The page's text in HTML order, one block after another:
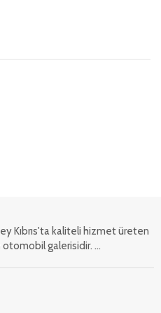
Kıbrıs'ta kaliteli hizmet üreten
galerisidir. ...